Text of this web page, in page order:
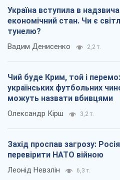
Україна вступила в
економічний стан. Чи є
тунелю?
Вадим Денисенко 2,2 т.
Чий буде Крим, той і
українських футбольних
можуть назвати вбивцями
Олександр Кірш 3,2 т.
Захід проспав загрозу:
перевірити НАТО війною
Леонід Невзлін 6,3 т.